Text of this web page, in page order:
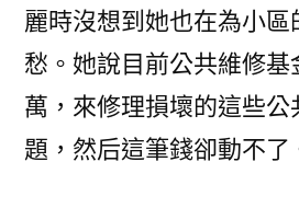
麗時沒想到她也在為小區
愁。她說目前公共維修基
萬，來修理損壞的這些公
題，然后這筆錢卻動不了